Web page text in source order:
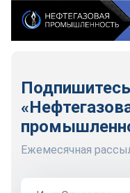
Ежемесячная